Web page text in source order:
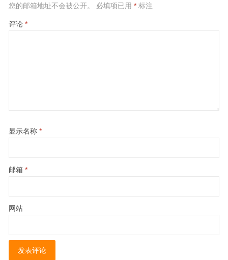
您的邮箱地址不会被公开。 必填项已用 *标注
评论 *
显示名称 *
邮箱 *
网站